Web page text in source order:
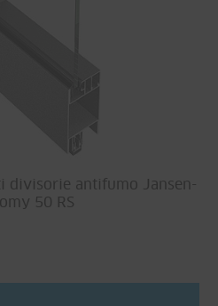
divisorie antifumo Jansen-
50 RS